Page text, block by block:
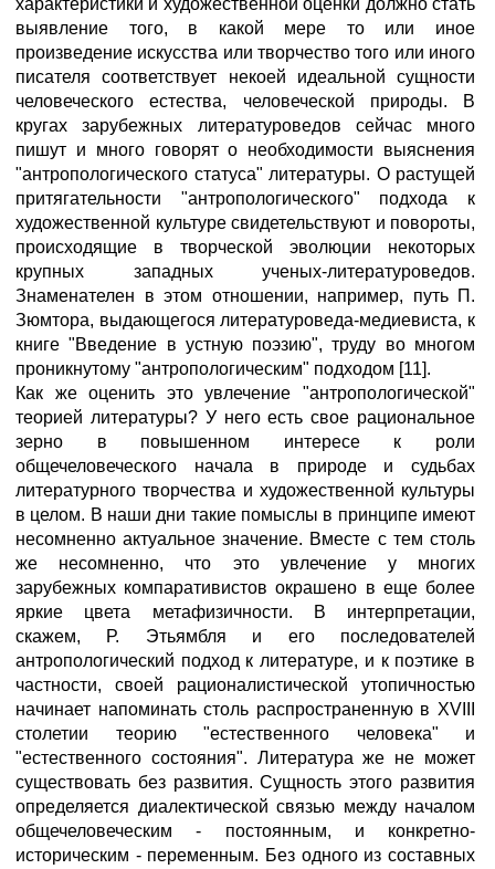
характеристики и художественной оценки должно стать
выявление того, в какой мере то или иное
произведение искусства или творчество того или иного
писателя соответствует некоей идеальной сущности
человеческого естества, человеческой природы. В
кругах зарубежных литературоведов сейчас много
пишут и много говорят о необходимости выяснения
"антропологического статуса" литературы. О растущей
притягательности "антропологического" подхода к
художественной культуре свидетельствуют и повороты,
происходящие в творческой эволюции некоторых
крупных западных ученых-литературоведов.
Знаменателен в этом отношении, например, путь П.
Зюмтора, выдающегося литературоведа-медиевиста, к
книге "Введение в устную поэзию", труду во многом
проникнутому "антропологическим" подходом [11].
Как же оценить это увлечение "антропологической"
теорией литературы? У него есть свое рациональное
зерно в повышенном интересе к роли
общечеловеческого начала в природе и судьбах
литературного творчества и художественной культуры
в целом. В наши дни такие помыслы в принципе имеют
несомненно актуальное значение. Вместе с тем столь
же несомненно, что это увлечение у многих
зарубежных компаративистов окрашено в еще более
яркие цвета метафизичности. В интерпретации,
скажем, Р. Этьямбля и его последователей
антропологический подход к литературе, и к поэтике в
частности, своей рационалистической утопичностью
начинает напоминать столь распространенную в XVIII
столетии теорию "естественного человека" и
"естественного состояния". Литература же не может
существовать без развития. Сущность этого развития
определяется диалектической связью между началом
общечеловеческим - постоянным, и конкретно-
историческим - переменным. Без одного из составных